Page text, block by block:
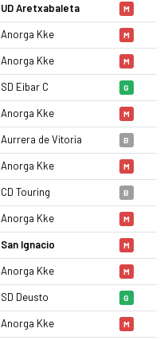
UD Aretxabaleta M
Anorga Kke M
Anorga Kke M
SD Eibar C G
Anorga Kke M
Aurrera de Vitoria B
Anorga Kke M
CD Touring B
Anorga Kke M
San Ignacio M
Anorga Kke M
SD Deusto G
Anorga Kke M